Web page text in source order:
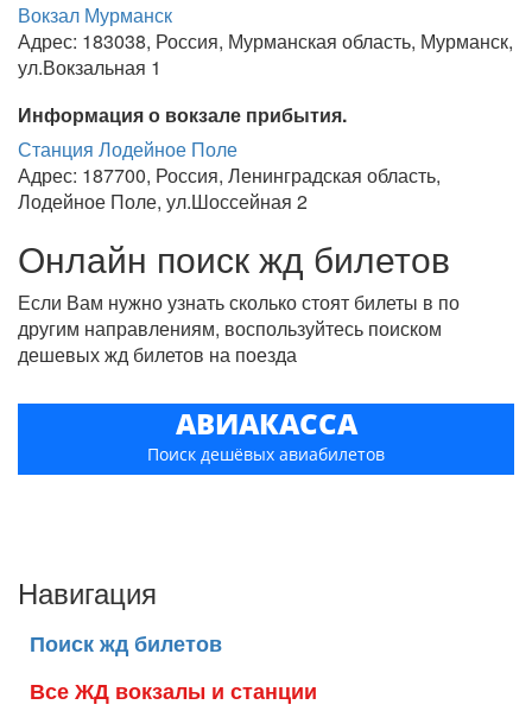
Вокзал Мурманск
Адрес: 183038, Россия, Мурманская область, Мурманск,
ул.Вокзальная 1
Информация о вокзале прибытия.
Станция Лодейное Поле
Адрес: 187700, Россия, Ленинградская область,
Лодейное Поле, ул.Шоссейная 2
Онлайн поиск жд билетов
Если Вам нужно узнать сколько стоят билеты в по
другим направлениям, воспользуйтесь поиском
дешевых жд билетов на поезда
АВИАКАССА
Поиск дешёвых авиабилетов
Навигация
Поиск жд билетов
Все ЖД вокзалы и станции